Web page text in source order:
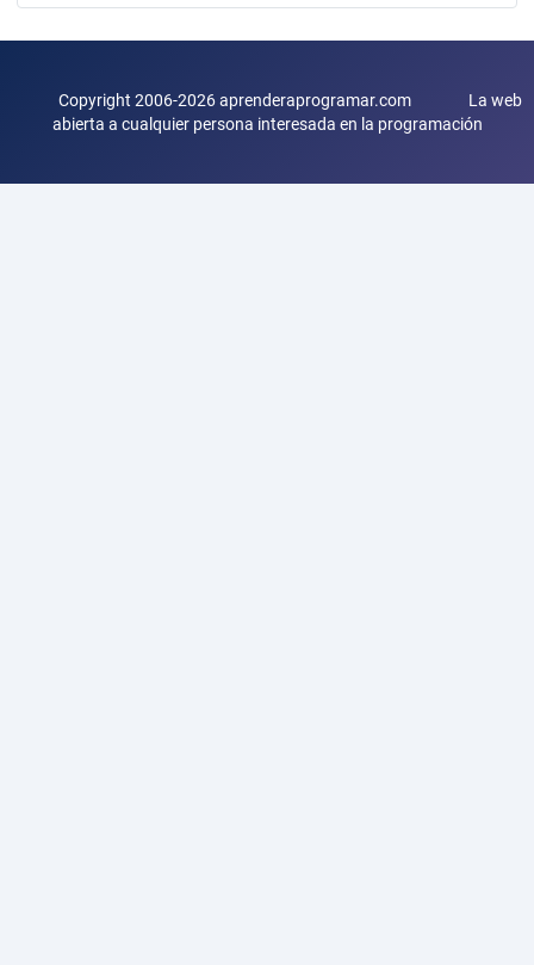
Copyright 2006-2026 aprenderaprogramar.com La web
abierta a cualquier persona interesada en la programación